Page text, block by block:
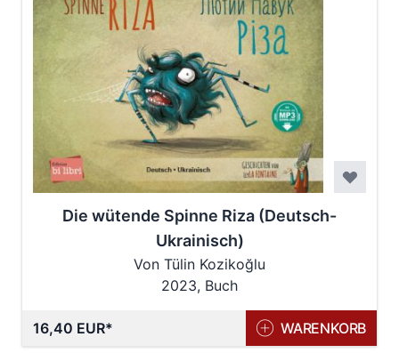
Die wütende Spinne Riza (Deutsch-
Ukrainisch)
Von Tülin Kozikoğlu
2023, Buch
16,40 EUR WARENKORB